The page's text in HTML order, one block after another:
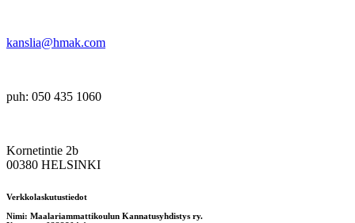
kanslia@hmak.com
puh: 050 435 1060
Kornetintie 2b
00380 HELSINKI
Verkkolaskutustiedot
Nimi: Maalariammattikoulun Kannatusyhdistys ry.